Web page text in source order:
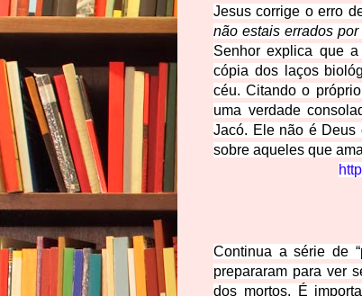
Jesus corrige o erro
não estais errados
Senhor explica que
cópia dos laços
céu. Citando o
uma verdade
Jacó. Ele não é Deus
sobre aqueles que
Continua a série de
prepararam para ver
dos mortos. É